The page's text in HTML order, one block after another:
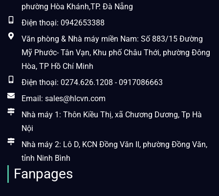
phường Hòa Khánh,TP. Đà Nẵng
Điện thoại: 0942653388
Văn phòng & Nhà máy miền Nam: Số 883/15 Đường
Mỹ Phước- Tân Vạn, Khu phố Châu Thới, phường Đông
Hòa, TP Hồ Chí Minh
Điện thoại: 0274.626.1208 - 0917086663
Email: sales@hlcvn.com
Nhà máy 1: Thôn Kiều Thị, xã Chương Dương, Tp Hà
Nội
Nhà máy 2: Lô D, KCN Đồng Văn II, phường Đồng Văn,
tỉnh Ninh Bình
Fanpages